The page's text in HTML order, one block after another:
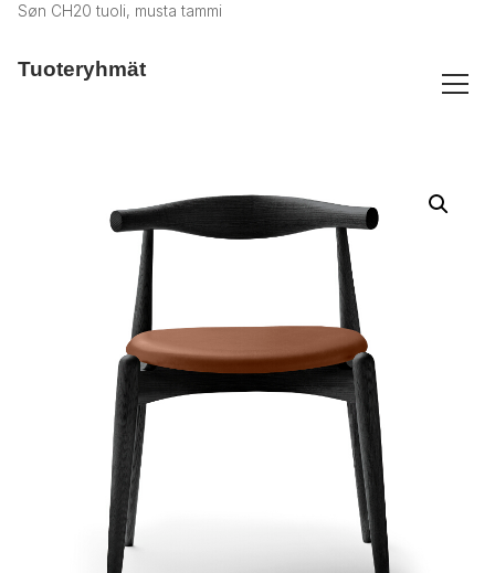
Søn CH20 tuoli, musta tammi
Tuoteryhmät